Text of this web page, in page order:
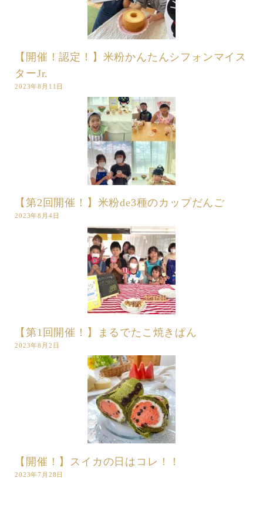
【開催！認定！】米粉かんたんシフォンマイス
ターJr.
2023年8月11日
【第2回開催！】米粉de3種のカップだんご
2023年8月4日
【第1回開催！】まるでたこ焼きぱん
2023年8月2日
【開催！】スイカの日はコレ！！
2023年7月28日